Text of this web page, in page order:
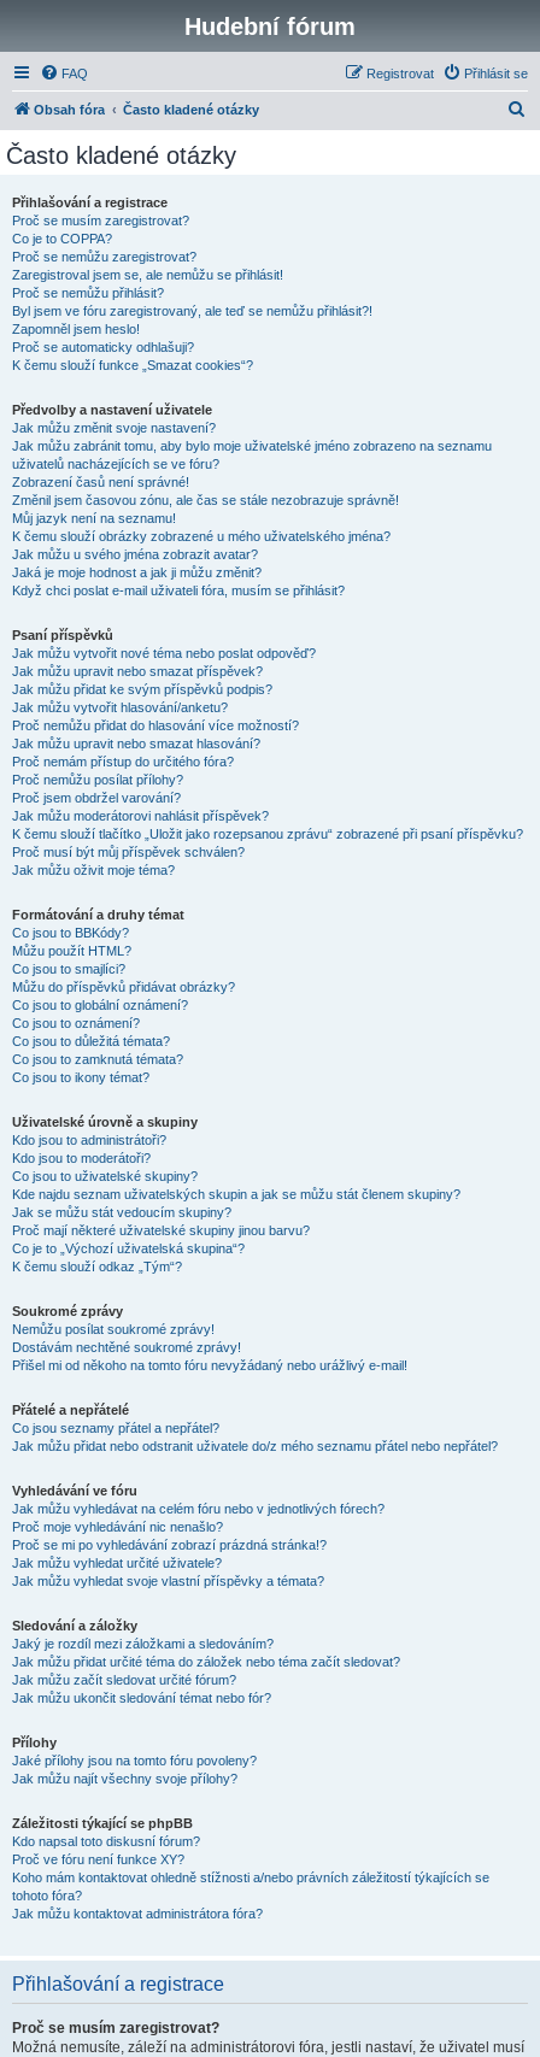
Hudební fórum
FAQ Přihlásit se
Registrovat
Obsah fóra Často kladené otázky
Často kladené otázky
Přihlašování a registrace
Proč se musím zaregistrovat?
Co je to COPPA?
Proč se nemůžu zaregistrovat?
Zaregistroval jsem se, ale nemůžu se přihlásit!
Proč se nemůžu přihlásit?
Byl jsem ve fóru zaregistrovaný, ale teď se nemůžu přihlásit?!
Zapomněl jsem heslo!
Proč se automaticky odhlašuji?
K čemu slouží funkce „Smazat cookies“?
Předvolby a nastavení uživatele
Jak můžu změnit svoje nastavení?
Jak můžu zabránit tomu, aby bylo moje uživatelské jméno zobrazeno na seznamu
uživatelů nacházejících se ve fóru?
Zobrazení časů není správné!
Změnil jsem časovou zónu, ale čas se stále nezobrazuje správně!
Můj jazyk není na seznamu!
K čemu slouží obrázky zobrazené u mého uživatelského jména?
Jak můžu u svého jména zobrazit avatar?
Jaká je moje hodnost a jak ji můžu změnit?
Když chci poslat e-mail uživateli fóra, musím se přihlásit?
Psaní příspěvků
Jak můžu vytvořit nové téma nebo poslat odpověď?
Jak můžu upravit nebo smazat příspěvek?
Jak můžu přidat ke svým příspěvků podpis?
Jak můžu vytvořit hlasování/anketu?
Proč nemůžu přidat do hlasování více možností?
Jak můžu upravit nebo smazat hlasování?
Proč nemám přístup do určitého fóra?
Proč nemůžu posílat přílohy?
Proč jsem obdržel varování?
Jak můžu moderátorovi nahlásit příspěvek?
K čemu slouží tlačítko „Uložit jako rozepsanou zprávu“ zobrazené při psaní příspěvku?
Proč musí být můj příspěvek schválen?
Jak můžu oživit moje téma?
Formátování a druhy témat
Co jsou to BBKódy?
Můžu použít HTML?
Co jsou to smajlíci?
Můžu do příspěvků přidávat obrázky?
Co jsou to globální oznámení?
Co jsou to oznámení?
Co jsou to důležitá témata?
Co jsou to zamknutá témata?
Co jsou to ikony témat?
Uživatelské úrovně a skupiny
Kdo jsou to administrátoři?
Kdo jsou to moderátoři?
Co jsou to uživatelské skupiny?
Kde najdu seznam uživatelských skupin a jak se můžu stát členem skupiny?
Jak se můžu stát vedoucím skupiny?
Proč mají některé uživatelské skupiny jinou barvu?
Co je to „Výchozí uživatelská skupina“?
K čemu slouží odkaz „Tým“?
Soukromé zprávy
Nemůžu posílat soukromé zprávy!
Dostávám nechtěné soukromé zprávy!
Přišel mi od někoho na tomto fóru nevyžádaný nebo urážlivý e-mail!
Přátelé a nepřátelé
Co jsou seznamy přátel a nepřátel?
Jak můžu přidat nebo odstranit uživatele do/z mého seznamu přátel nebo nepřátel?
Vyhledávání ve fóru
Jak můžu vyhledávat na celém fóru nebo v jednotlivých fórech?
Proč moje vyhledávání nic nenašlo?
Proč se mi po vyhledávání zobrazí prázdná stránka!?
Jak můžu vyhledat určité uživatele?
Jak můžu vyhledat svoje vlastní příspěvky a témata?
Sledování a záložky
Jaký je rozdíl mezi záložkami a sledováním?
Jak můžu přidat určité téma do záložek nebo téma začít sledovat?
Jak můžu začít sledovat určité fórum?
Jak můžu ukončit sledování témat nebo fór?
Přílohy
Jaké přílohy jsou na tomto fóru povoleny?
Jak můžu najít všechny svoje přílohy?
Záležitosti týkající se phpBB
Kdo napsal toto diskusní fórum?
Proč ve fóru není funkce XY?
Koho mám kontaktovat ohledně stížnosti a/nebo právních záležitostí týkajících se
tohoto fóra?
Jak můžu kontaktovat administrátora fóra?
Přihlašování a registrace
Proč se musím zaregistrovat?
Možná nemusíte, záleží na administrátorovi fóra, jestli nastaví, že uživatel musí